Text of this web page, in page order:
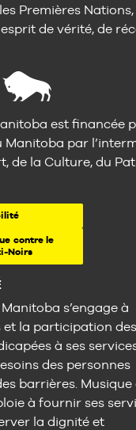
Premières
de vérité, de
est financée
par
de la Culture, du
contre le
Noirs
s’engage à
et la participation des
à ses
des personnes
barrières. Musique
à fournir ses
la dignité et